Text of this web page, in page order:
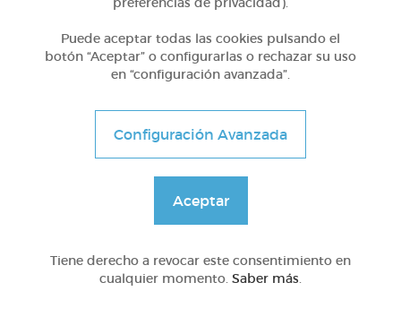
3º Primaria (8-9 años)
Los triángulos. clasificación
Quiz
Puede aceptar todas las cookies pulsando el
botón “Aceptar” o configurarlas o rechazar su uso
en “configuración avanzada”.
Configuración Avanzada
Aceptar
Tiene derecho a revocar este consentimiento en
cualquier momento. Saber más.